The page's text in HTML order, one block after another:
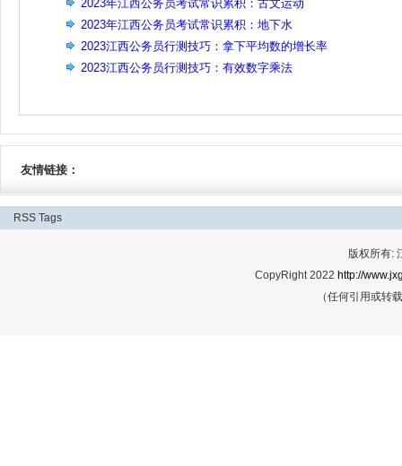
2023年江西公务员考试常识累积：古文运动
2023年江西公务员考试常识累积：地下水
2023江西公务员行测技巧：拿下平均数的增长率
2023江西公务员行测技巧：有效数字乘法
友情链接：
RSS Tags
版权所有:
CopyRight 2022 http://
（任何引用或转